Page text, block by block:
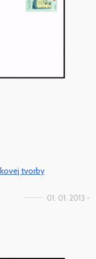
tvorby
01. 01. 2013 -